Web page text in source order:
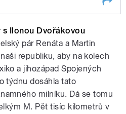
s Ilonou Dvořákovou
pár Renáta a Martin
republiku, aby na kolech
a jihozápad Spojených
týdnu dosáhla tato
milníku. Dá se tomu
M. Pět tisíc kilometrů v